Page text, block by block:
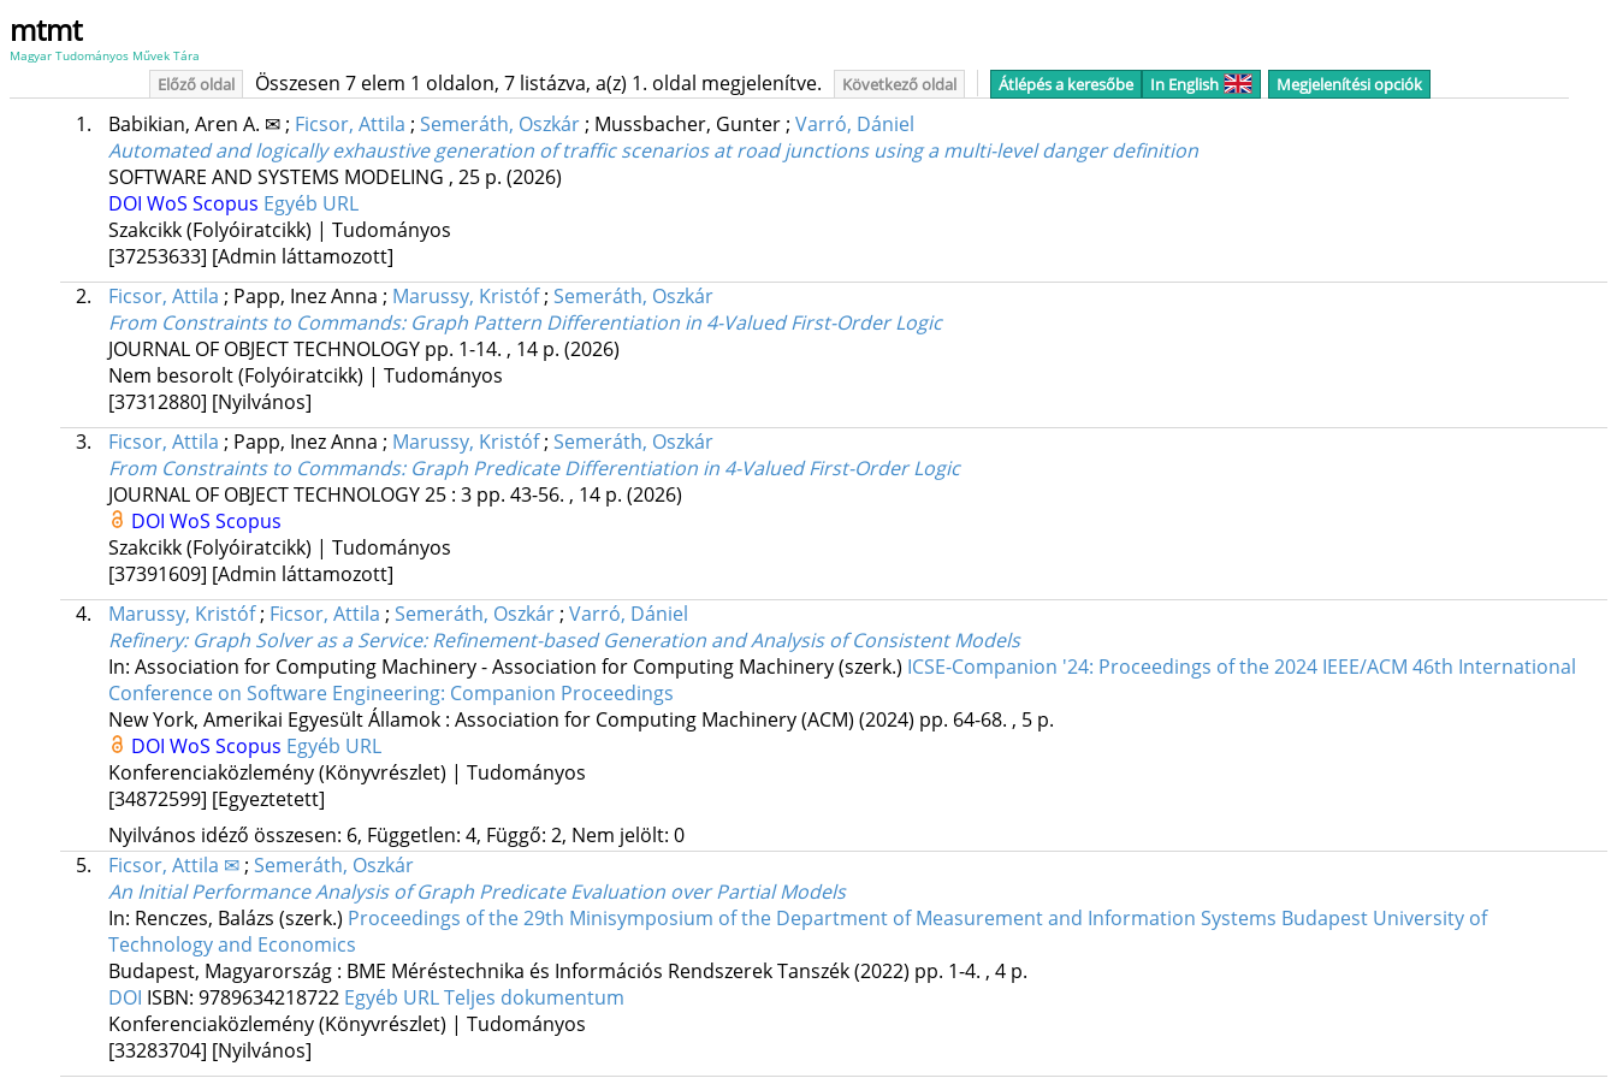
mtmt
Magyar Tudományos Művek Tára
Előző oldal Összesen 7 elem 1 oldalon, 7 listázva, a(z) 1. oldal megjelenítve. Következő oldal Átlépés a keresőbe In English Megjelenítési opciók
1. Babikian, Aren A. ✉; Ficsor, Attila ; Semeráth, Oszkár; Mussbacher, Gunter; Varró, Dániel
Automated and logically exhaustive generation of traffic scenarios at road junctions using a multi-level danger definition
SOFTWARE AND SYSTEMS MODELING , 25 p. (2026)
DOI WoS Scopus Egyéb URL
Szakcikk (Folyóiratcikk) | Tudományos
[37253633] [Admin láttamozott]
2.
Ficsor, Attila ; Papp, Inez Anna ; Marussy, Kristóf; Semeráth, Oszkár
From Constraints to Commands: Graph Pattern Differentiation in 4-Valued First-Order Logic
JOURNAL OF OBJECT TECHNOLOGY pp. 1-14. , 14 p. (2026)
Nem besorolt (Folyóiratcikk) | Tudományos
[37312880] [Nyilvános]
3.
Ficsor, Attila ; Papp, Inez Anna ; Marussy, Kristóf; Semeráth, Oszkár
From Constraints to Commands: Graph Predicate Differentiation in 4-Valued First-Order Logic
JOURNAL OF OBJECT TECHNOLOGY25: 3 pp. 43-56. , 14 p. (2026)
DOI WoS Scopus
Szakcikk (Folyóiratcikk) | Tudományos
[37391609] [Admin láttamozott]
4.
Marussy, Kristóf; Ficsor, Attila ; Semeráth, Oszkár; Varró, Dániel
Refinery: Graph Solver as a Service: Refinement-based Generation and Analysis of Consistent Models
In: Association for Computing Machinery - Association for Computing Machinery (szerk.) ICSE-Companion '24: Proceedings of the 2024 IEEE/ACM 46th International
Conference on Software Engineering: Companion Proceedings
New York, Amerikai Egyesült Államok : Association for Computing Machinery (ACM) (2024) pp. 64-68. , 5 p.
DOI WoS Scopus Egyéb URL
Konferenciaközlemény (Könyvrészlet) | Tudományos
[34872599] [Egyeztetett]
Nyilvános idéző összesen: 6, Független: 4, Függő: 2, Nem jelölt: 0
5.
Ficsor, Attila ✉; Semeráth, Oszkár
An Initial Performance Analysis of Graph Predicate Evaluation over Partial Models
In: Renczes, Balázs (szerk.) Proceedings of the 29th Minisymposium of the Department of Measurement and Information Systems Budapest University of
Technology and Economics
Budapest, Magyarország : BME Méréstechnika és Információs Rendszerek Tanszék(2022) pp. 1-4. , 4 p.
DOI ISBN: 9789634218722 Egyéb URLTeljes dokumentum
Konferenciaközlemény (Könyvrészlet) | Tudományos
[33283704] [Nyilvános]